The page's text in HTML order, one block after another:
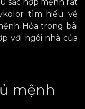
sắc hợp mệnh rất
tìm hiểu về
Hỏa trong bài
với ngôi nhà của
mệnh